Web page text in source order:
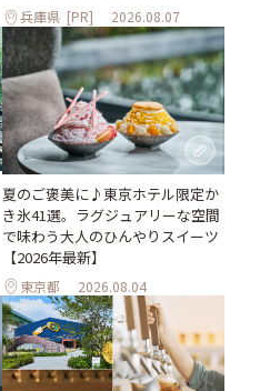
兵庫県 [PR] 2026.08.07
夏のご褒美に♪東京ホテル限定か
き氷41選。ラグジュアリーな空間
で味わう大人のひんやりスイーツ
【2026年最新】
東京都 2026.08.04